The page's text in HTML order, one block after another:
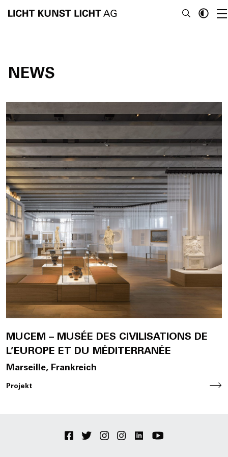
Über Uns
Projekte
Team
Awards
Bücher
Jobs
EN
Contact
NEWS
MUCEM – MUSÉE DES CIVILISATIONS DE
L’EUROPE ET DU MÉDITERRANÉE
Marseille, Frankreich
Projekt